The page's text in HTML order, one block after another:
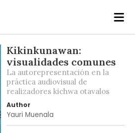
Kikinkunawan:
visualidades comunes
La autorepresentación en la
práctica audiovisual de
realizadores kichwa otavalos
Author
Yauri Muenala